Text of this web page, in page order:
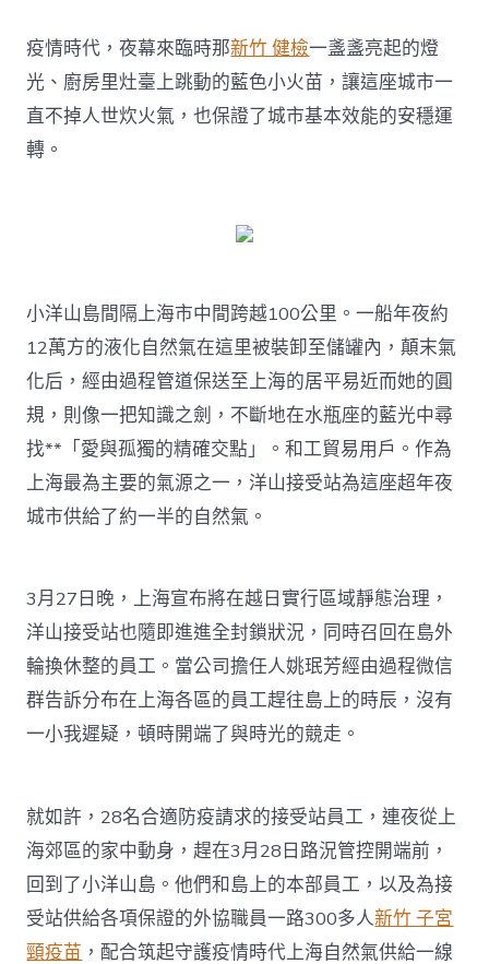
疫情時代，夜幕來臨時那新竹 健檢一盞盞亮起的燈
光、廚房里灶臺上跳動的藍色小火苗，讓這座城市一
直不掉人世炊火氣，也保證了城市基本效能的安穩運
轉。
小洋山島間隔上海市中間跨越100公里。一船年夜約
12萬方的液化自然氣在這里被裝卸至儲罐內，顛末氣
化后，經由過程管道保送至上海的居平易近而她的圓
規，則像一把知識之劍，不斷地在水瓶座的藍光中尋
找**「愛與孤獨的精確交點」。和工貿易用戶。作為
上海最為主要的氣源之一，洋山接受站為這座超年夜
城市供給了約一半的自然氣。
3月27日晚，上海宣布將在越日實行區域靜態治理，
洋山接受站也隨即進進全封鎖狀況，同時召回在島外
輪換休整的員工。當公司擔任人姚珉芳經由過程微信
群告訴分布在上海各區的員工趕往島上的時辰，沒有
一小我遲疑，頓時開端了與時光的競走。
就如許，28名合適防疫請求的接受站員工，連夜從上
海郊區的家中動身，趕在3月28日路況管控開端前，
回到了小洋山島。他們和島上的本部員工，以及為接
受站供給各項保證的外協職員一路300多人新竹 子宮
頸疫苗 ，配合筑起守護疫情時代上海自然氣供給一線